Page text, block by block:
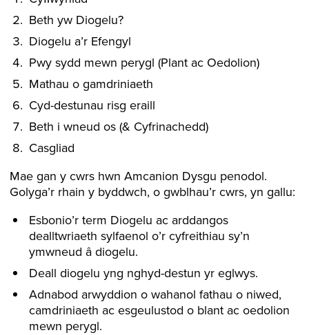
Beth yw Diogelu?
Diogelu a’r Efengyl
Pwy sydd mewn perygl (Plant ac Oedolion)
Mathau o gamdriniaeth
Cyd-destunau risg eraill
Beth i wneud os (& Cyfrinachedd)
Casgliad
Mae gan y cwrs hwn Amcanion Dysgu penodol.
Golyga’r rhain y byddwch, o gwblhau’r cwrs, yn gallu:
Esbonio’r term Diogelu ac arddangos
dealltwriaeth sylfaenol o’r cyfreithiau sy’n
ymwneud â diogelu.
Deall diogelu yng nghyd-destun yr eglwys.
Adnabod arwyddion o wahanol fathau o niwed,
camdriniaeth ac esgeulustod o blant ac oedolion
mewn perygl.